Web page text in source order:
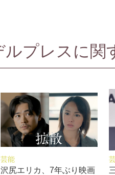
ルプレスに関
芸能
沢尻エリカ、7年ぶり映画